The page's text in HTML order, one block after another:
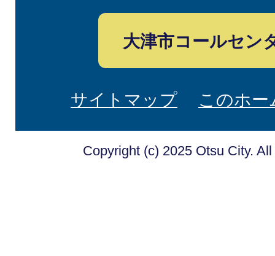
大津市コールセン
サイトマップ このホ
Copyright (c) 2025 Otsu City.